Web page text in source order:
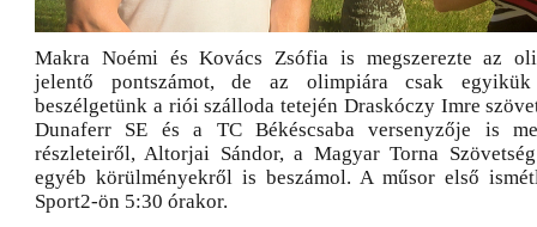
Makra Noémi és Kovács Zsófia is megszerezte az
jelentő pontszámot, de az olimpiára csak
beszélgetünk a riói szálloda tetején Draskóczy Imre
Dunaferr SE és a TC Békéscsaba versenyzője is
részleteiről, Altorjai Sándor, a Magyar Torna
egyéb körülményekről is beszámol. A műsor első
Sport2-ön 5:30 órakor.